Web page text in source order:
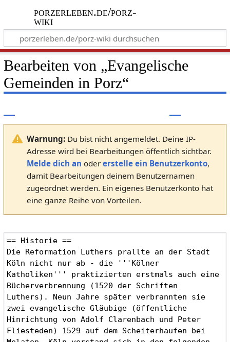
porzerleben.de/porz-
wiki
Bearbeiten von „Evangelische
Gemeinden in Porz“
Warnung:Du bist nicht angemeldet. Deine IP-
Adresse wird bei Bearbeitungen öffentlich sichtbar.
Melde dich an oder erstelle ein Benutzerkonto,
damit Bearbeitungen deinem Benutzernamen
zugeordnet werden. Ein eigenes Benutzerkonto hat
eine ganze Reihe von Vorteilen.